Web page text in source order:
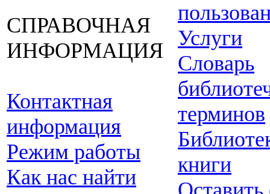
СПРАВОЧНАЯ
ИНФОРМАЦИЯ
Контактная
информация
Режим работы
Как нас найти
Услуги
Словарь
терминов
книги